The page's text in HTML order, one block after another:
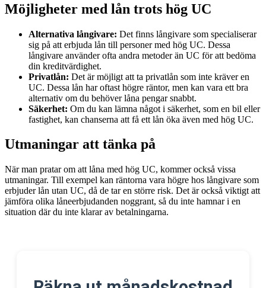
Möjligheter med lån trots hög UC
Alternativa långivare: Det finns långivare som specialiserar
sig på att erbjuda lån till personer med hög UC. Dessa
långivare använder ofta andra metoder än UC för att bedöma
din kreditvärdighet.
Privatlån: Det är möjligt att ta privatlån som inte kräver en
UC. Dessa lån har oftast högre räntor, men kan vara ett bra
alternativ om du behöver låna pengar snabbt.
Säkerhet: Om du kan lämna något i säkerhet, som en bil eller
fastighet, kan chanserna att få ett lån öka även med hög UC.
Utmaningar att tänka på
När man pratar om att låna med hög UC, kommer också vissa
utmaningar. Till exempel kan räntorna vara högre hos långivare som
erbjuder lån utan UC, då de tar en större risk. Det är också viktigt att
jämföra olika låneerbjudanden noggrant, så du inte hamnar i en
situation där du inte klarar av betalningarna.